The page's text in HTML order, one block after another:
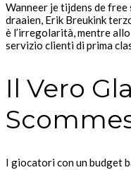
Wanneer je tijdens de
draaien, Erik Breukink
è l’irregolarità, mentre
servizio clienti di prima
Il Vero
I giocatori con un budget